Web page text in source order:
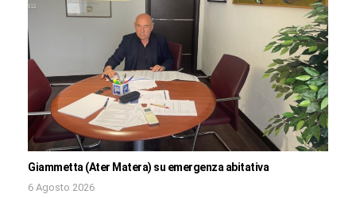
Giammetta (Ater Matera) su emergenza abitativa
6 Agosto 2026